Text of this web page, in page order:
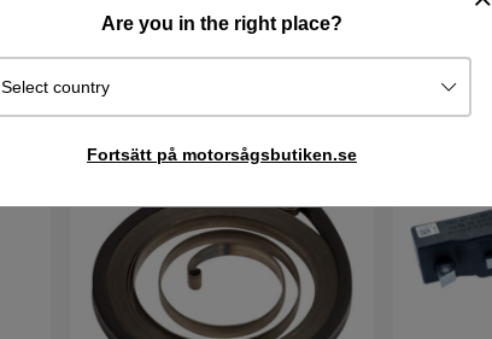
Are you in the right place?
Select country
Fortsätt på motorsågsbutiken.se
690 kr